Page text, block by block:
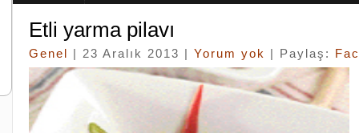
Etli yarma pilavı
Genel | 23 Aralık 2013 | Yorum yok | Paylaş: